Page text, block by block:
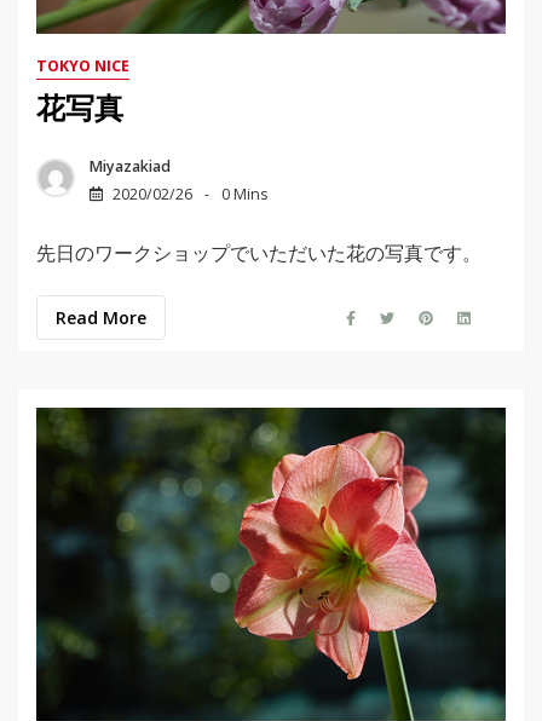
TOKYO NICE
花写真
Miyazakiad
2020/02/26
0 Mins
先日のワークショップでいただいた花の写真です。
Read More